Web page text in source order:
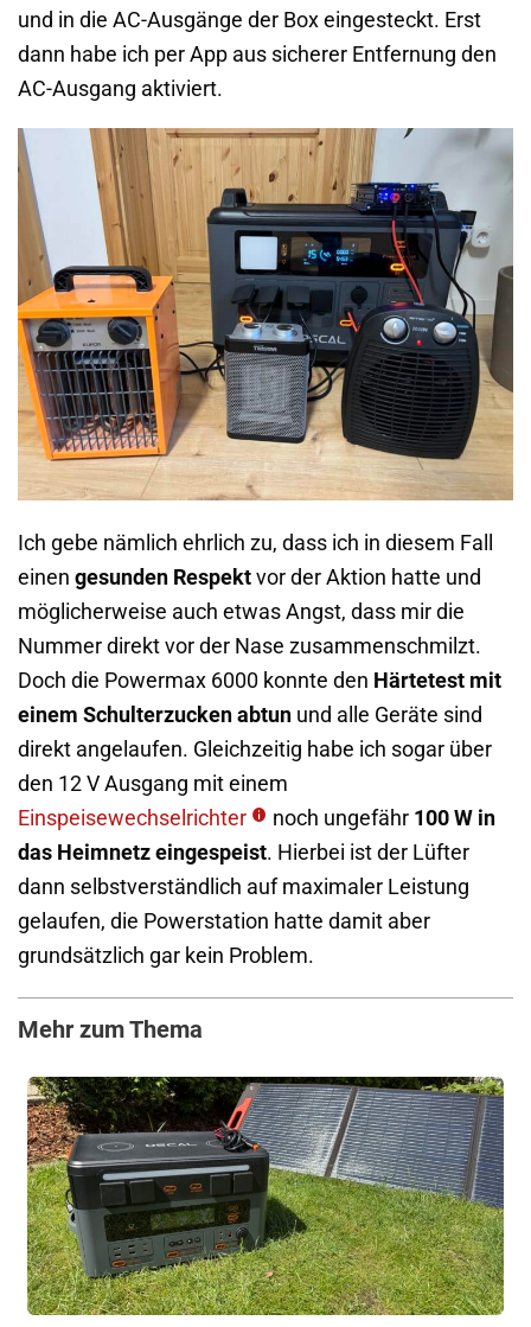
und in die AC-Ausgänge der Box eingesteckt. Erst
dann habe ich per App aus sicherer Entfernung den
AC-Ausgang aktiviert.
Ich gebe nämlich ehrlich zu, dass ich in diesem Fall
einen gesunden Respekt vor der Aktion hatte und
möglicherweise auch etwas Angst, dass mir die
Nummer direkt vor der Nase zusammenschmilzt.
Doch die Powermax 6000 konnte den Härtetest mit
einem Schulterzucken abtun und alle Geräte sind
direkt angelaufen. Gleichzeitig habe ich sogar über
den 12 V Ausgang mit einem
Einspeisewechselrichter
noch ungefähr 100 W in
das Heimnetz eingespeist. Hierbei ist der Lüfter
dann selbstverständlich auf maximaler Leistung
gelaufen, die Powerstation hatte damit aber
grundsätzlich gar kein Problem.
Mehr zum Thema